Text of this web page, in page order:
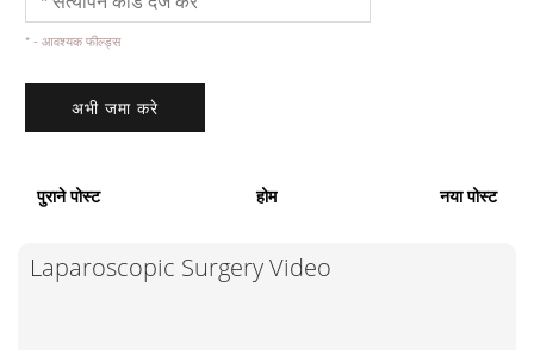
* - आवश्यक फील्ड्स
पुराने पोस्ट होम नया पोस्ट
Laparoscopic Surgery Video